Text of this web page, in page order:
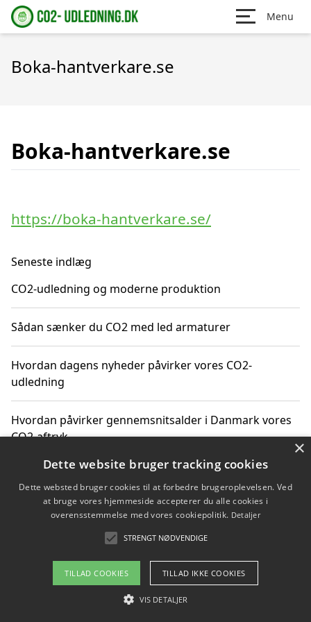
Menu
Boka-hantverkare.se
Boka-hantverkare.se
https://boka-hantverkare.se/
Seneste indlæg
CO2-udledning og moderne produktion
Sådan sænker du CO2 med led armaturer
Hvordan dagens nyheder påvirker vores CO2-
udledning
Hvordan påvirker gennemsnitsalder i Danmark vores
CO2-aftryk
Hvordan nyheder om CO2-udledning påvirker vores
hverdag
Om / kontakt
Blog Betingelser
×
Dette website bruger tracking cookies
Dette websted bruger cookies til at forbedre brugeroplevelsen. Ved
at bruge vores hjemmeside accepterer du alle cookies i
overensstemmelse med vores cookiepolitik. Detaljer
STRENGT NØDVENDIGE
TILLAD COOKIES TILLAD IKKE COOKIES
VIS DETALJER